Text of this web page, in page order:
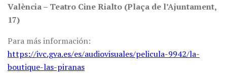
València – Teatro Cine Rialto (Plaça de l’Ajuntament,
17)
Para más información:
https://ivc.gva.es/es/audiovisuales/pelicula-9942/la-
boutique-las-piranas